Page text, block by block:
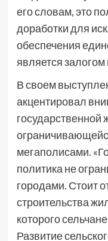
его словам, это
доработки для
обеспечения
является
В своем
акцентировал
мегаполисами.
политика не
городами. Стоит
строительства
которого
Развитие